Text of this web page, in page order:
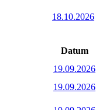
18.10.2026
Datum
19.09.2026
19.09.2026